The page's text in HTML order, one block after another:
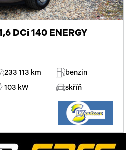
DCi 140 ENERGY
233 113 km
benzin
103 kW skříň